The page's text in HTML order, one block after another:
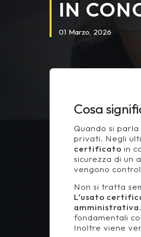
IN
01 Marzo, 2026
Cosa
Quando si
privati. Negli
certificato in
sicurezza di un
vengono
Non si tratta
L’usato
amministrativa
fondamentali
Inoltre viene